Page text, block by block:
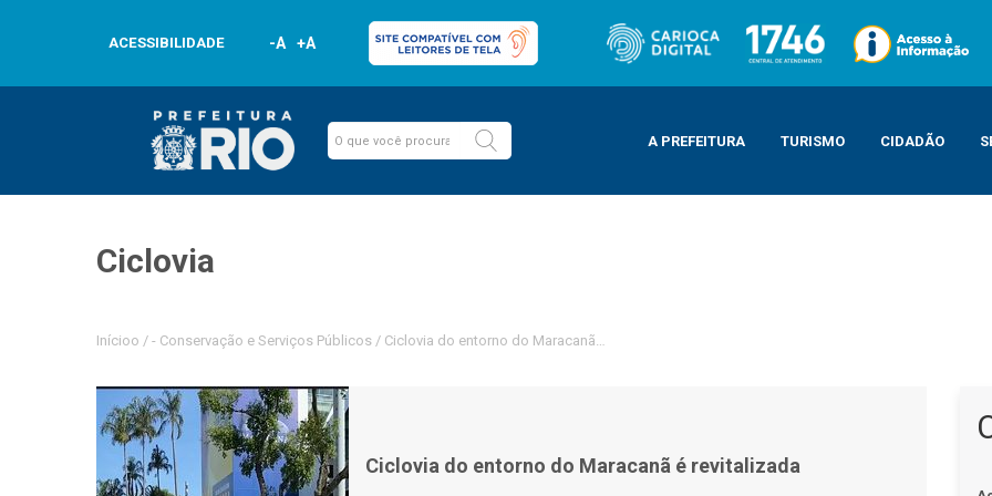
ACESSIBILIDADE -A +A
A PREFEITURA TURISMO CIDADÃO
Ciclovia
Inícioo / - Conservação e Serviços Públicos / Ciclovia do entorno do Maracanã é revitalizada
Ciclovia do entorno do Maracanã é revitalizada